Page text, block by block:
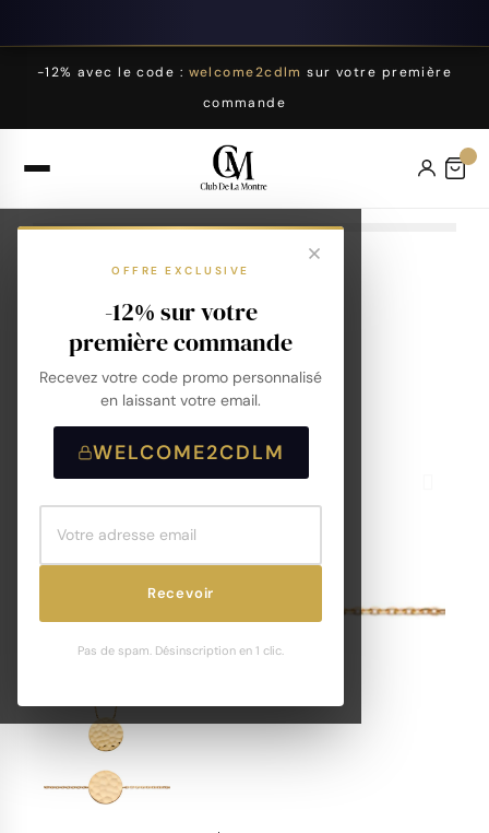
-12% avec le code : welcome2cdlm sur votre première
commande
OFFRE EXCLUSIVE
-12% sur votre
première commande
Recevez votre code promo personnalisé
en laissant votre email.
WELCOME2CDLM
Recevoir
Pas de spam. Désinscription en 1 clic.